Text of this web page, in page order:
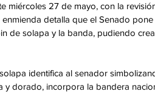
miércoles 27 de mayo, con la
detalla que el Senado
de solapa y la banda, pudiendo
identifica al senador
y dorado, incorpora la bandera